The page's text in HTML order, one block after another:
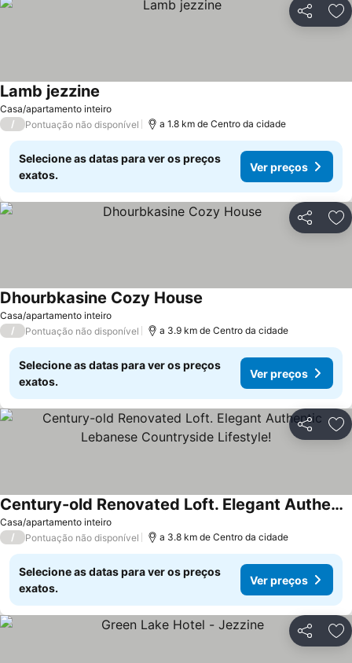
Partilhar
Casa/apartamento inteiro
Lamb jezzine
/ Pontuação não disponível a 1.8 km de Centro da cidade
Selecione as datas para ver os preços
exatos.
Ver preços
Partilhar
Casa/apartamento inteiro
Dhourbkasine Cozy House
/ Pontuação não disponível a 3.9 km de Centro da cidade
Selecione as datas para ver os preços
exatos.
Ver preços
Partilhar
Casa/apartamento inteiro
Century-old Renovated Loft. Elegant Authentic Lebanese Countryside Lifestyle!
Ver preços
/ Pontuação não disponível a 3.8 km de Centro da cidade
Selecione as datas para ver os preços
exatos.
Ver preços
Partilhar